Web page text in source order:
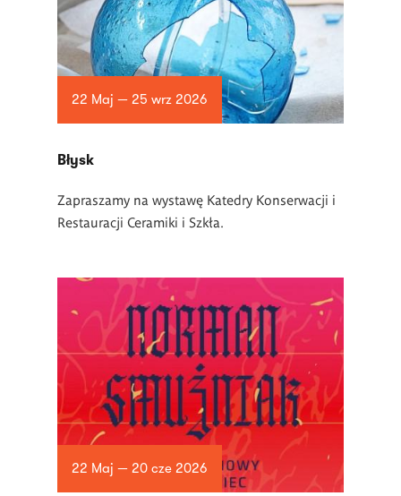
22 Maj — 25 wrz 2026
Błysk
Zapraszamy na wystawę Katedry Konserwacji i
Restauracji Ceramiki i Szkła.
22 Maj — 20 cze 2026